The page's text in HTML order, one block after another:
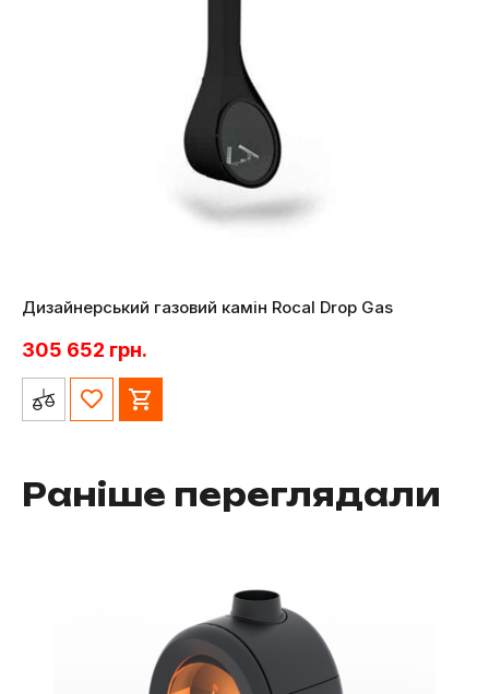
Дизайнерський газовий камін Rocal Drop Gas
305 652 грн.
Раніше переглядали